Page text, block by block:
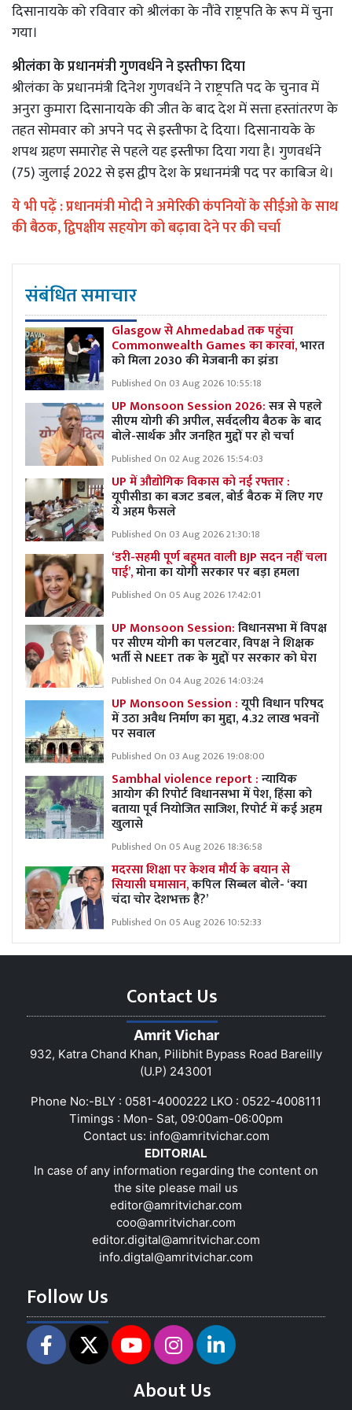
दिसानायके को रविवार को श्रीलंका के नौंवे राष्ट्रपति के रूप में चुना
गया।
श्रीलंका के प्रधानमंत्री गुणवर्धने ने इस्तीफा दिया
श्रीलंका के प्रधानमंत्री दिनेश गुणवर्धने ने राष्ट्रपति पद के चुनाव में
अनुरा कुमारा दिसानायके की जीत के बाद देश में सत्ता हस्तांतरण के
तहत सोमवार को अपने पद से इस्तीफा दे दिया। दिसानायके के
शपथ ग्रहण समारोह से पहले यह इस्तीफा दिया गया है। गुणवर्धने
(75) जुलाई 2022 से इस द्वीप देश के प्रधानमंत्री पद पर काबिज थे।
ये भी पढ़ें :प्रधानमंत्री मोदी ने अमेरिकी कंपनियों के सीईओ के साथ
की बैठक, द्विपक्षीय सहयोग को बढ़ावा देने पर की चर्चा
संबंधित समाचार
Glasgow से Ahmedabad तक पहुंचा
Commonwealth Games का कारवां,भारत
को मिला 2030 की मेजबानी का झंडा
Published On 03 Aug 2026 10:55:18
UP Monsoon Session 2026:सत्र से पहले
सीएम योगी की अपील, सर्वदलीय बैठक के बाद
बोले-सार्थक और जनहित मुद्दों पर हो चर्चा
Published On 02 Aug 2026 15:54:03
UP में औद्योगिक विकास को नई रफ्तार :
यूपीसीडा का बजट डबल, बोर्ड बैठक में लिए गए
ये अहम फैसले
Published On 03 Aug 2026 21:30:18
‘डरी-सहमी पूर्ण बहुमत वाली BJP सदन नहीं चला
पाई’,मोना का योगी सरकार पर बड़ा हमला
Published On 05 Aug 2026 17:42:01
UP Monsoon Session:विधानसभा में विपक्ष
पर सीएम योगी का पलटवार, विपक्ष ने शिक्षक
भर्ती से NEET तक के मुद्दों पर सरकार को घेरा
Published On 04 Aug 2026 14:03:24
UP Monsoon Session :यूपी विधान परिषद
में उठा अवैध निर्माण का मुद्दा, 4.32 लाख भवनों
पर सवाल
Published On 03 Aug 2026 19:08:00
Sambhal violence report :न्यायिक
आयोग की रिपोर्ट विधानसभा में पेश, हिंसा को
बताया पूर्व नियोजित साजिश, रिपोर्ट में कई अहम
खुलासे
Published On 05 Aug 2026 18:36:58
मदरसा शिक्षा पर केशव मौर्य के बयान से
सियासी घमासान,कपिल सिब्बल बोले- ‘क्या
चंदा चोर देशभक्त हैं?’
Published On 05 Aug 2026 10:52:33
Contact Us
Amrit Vichar
932, Katra Chand Khan, Pilibhit Bypass Road Bareilly
(U.P) 243001
Phone No:-BLY : 0581-4000222 LKO : 0522-4008111
Timings : Mon- Sat, 09:00am-06:00pm
Contact us: info@amritvichar.com
EDITORIAL
In case of any information regarding the content on
the site please mail us
editor@amritvichar.com
coo@amritvichar.com
editor.digital@amritvichar.com
info.digtal@amritvichar.com
Follow Us
About Us